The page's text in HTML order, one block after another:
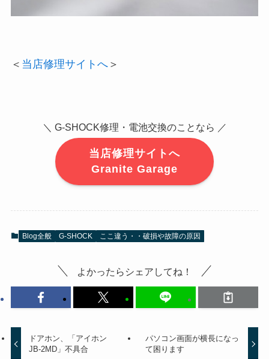
＜ 当店修理サイトへ＞
＼ G-SHOCK修理・電池交換のことなら ／
当店修理サイトへ
Granite Garage
Blog全般 G-SHOCK ここ違う・・破損や故障の原因
よかったらシェアしてね！
ドアホン、「アイホン
JB-2MD」不具合
パソコン画面が横長になっ
て困ります